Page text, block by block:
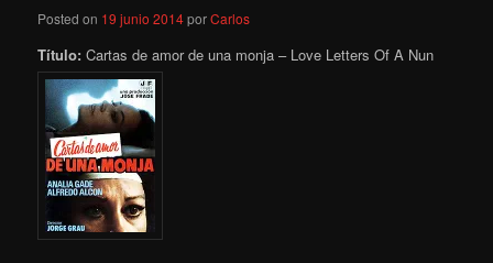
Posted on 19 junio 2014porCarlos
Título: Cartas de amor de una monja – Love Letters Of A Nun